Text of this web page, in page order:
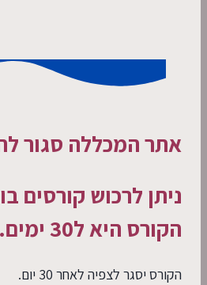
אתר המכללה סגור
ניתן לרכוש קורסים
הקורס היא ל30 ימים.
הקורס יסגר לצפיה לאחר 30 יום.